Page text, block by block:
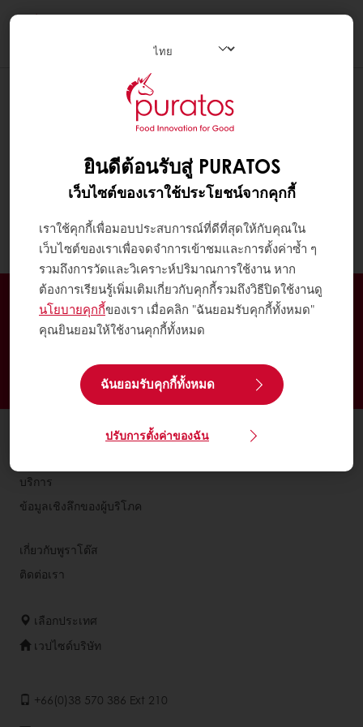
ฉันมีอีเมลสองอีเมลหรือมากกว่า และ
ต้องการเข้าถึงบัญชีของฉันด้วยอีเมล
ได้ เป็นไปได้อย่างแน่นอน บัญชีหนึ่งสามารถมีราย
ชื่ออีเมลได้หลายรายชื่อ โดยเชื่อมโยงกับผู้ใช้ที่แตก
ต่างกัน คำสั่งซื้อทั้งหมดจะดำเนินการผ่านบัญชี
เดียวกัน และผู้ใช้ทุกคนจะเห็นข้อมูลเดียวกัน
ยินดีต้อนรับสู่ PURATOS
เว็บไซต์ของเราใช้ประโยชน์จากคุกกี้
เราใช้คุกกี้เพื่อมอบประสบการณ์ที่ดีที่สุดให้กับคุณใน
เว็บไซต์ของเราเพื่อจดจำการเข้าชมและการตั้งค่าซ้ำ ๆ
รวมถึงการวัดและวิเคราะห์ปริมาณการใช้งาน หาก
ต้องการเรียนรู้เพิ่มเติมเกี่ยวกับคุกกี้รวมถึงวิธีปิดใช้งานดู
นโยบายคุกกี้ของเรา เมื่อคลิก "ฉันยอมรับคุกกี้ทั้งหมด"
คุณยินยอมให้ใช้งานคุกกี้ทั้งหมด
ฉันยอมรับคุกกี้ทั้งหมด
ปรับการตั้งค่าของฉัน
สั่งซื้อออนไลน์ได้ตลอด 24 ชั่วโมง
จัดส่งฟรีเมื่อสั่งซื้อขั้นต่ำ 3,000 บาท ในเขตกรุงเทพ และ
ปริมณฑล
จัดส่งตั้งแต่วันจันทร์ถึงวันศุกร์
สั่งซื้อก่อนบ่าย 3 โมง สำหรับการจัดส่งในวันถัดไป
บริการ
ข้อมูลเชิงลึกของผู้บริโภค
เกี่ยวกับพูราโต๊ส
ติดต่อเรา
เลือกประเทศ
เวปไซด์บริษัท
+66(0)38 570 386 Ext 210